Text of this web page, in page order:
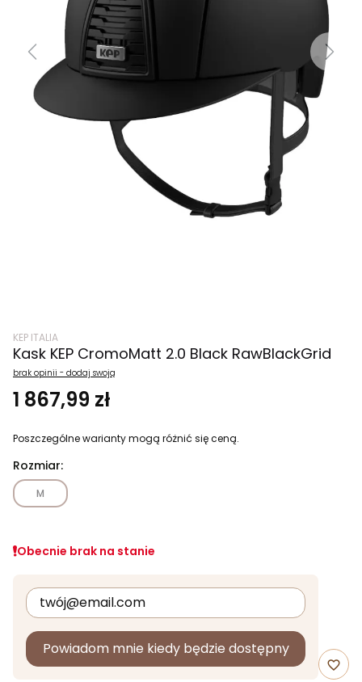
Previous Next
KEP ITALIA
Kask KEP CromoMatt 2.0 Black RawBlackGrid
brak opinii - dodaj swoją
1 867,99 zł
Poszczególne warianty mogą różnić się ceną.
Rozmiar:
M
Obecnie brak na stanie
Powiadom mnie kiedy będzie dostępny
favorite_border